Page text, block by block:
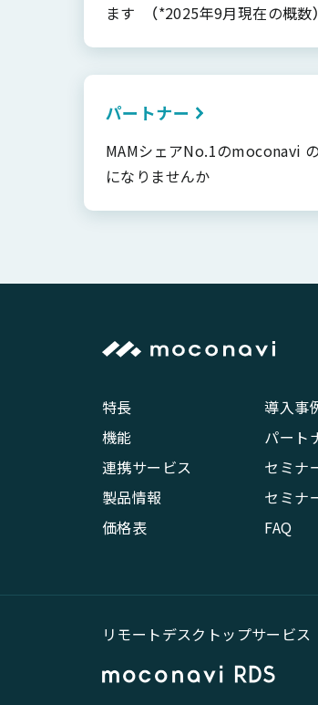
ます （*2025年9月現在の概数）
パートナー
MAMシェアNo.1のmoconavi
になりませんか
特長
機能
連携サービス
製品情報
価格表
導入事
パート
セミナ
セミナ
FAQ
リモートデスクトップサービス